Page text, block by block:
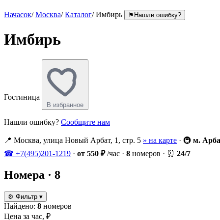
Начасок/ Москва/ Каталог/ Имбирь ⚑ Нашли ошибку?
Имбирь
Гостиница
В избранное
Нашли ошибку? Сообщите нам
📍 Москва, улица Новый Арбат, 1, стр. 5 » на карте · 🚇 м.
☎ +7(495)201-1219 · от 550 ₽/час · 8 номеров · ⏰ 24/7
Номера · 8
⚙ Фильтр ▾
Найдено: 8 номеров
Цена за час, ₽